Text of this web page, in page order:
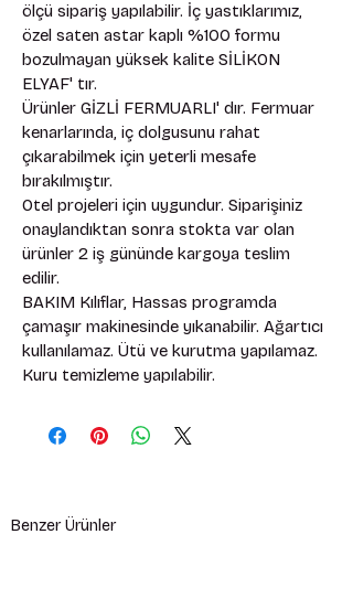
ölçü sipariş yapılabilir. İç yastıklarımız,
özel saten astar kaplı %100 formu
bozulmayan yüksek kalite SİLİKON
ELYAF' tır.
Ürünler GİZLİ FERMUARLI' dır. Fermuar
kenarlarında, iç dolgusunu rahat
çıkarabilmek için yeterli mesafe
bırakılmıştır.
Otel projeleri için uygundur. Siparişiniz
onaylandıktan sonra stokta var olan
ürünler 2 iş gününde kargoya teslim
edilir.
BAKIM Kılıflar, Hassas programda
çamaşır makinesinde yıkanabilir. Ağartıcı
kullanılamaz. Ütü ve kurutma yapılamaz.
Kuru temizleme yapılabilir.
Benzer Ürünler